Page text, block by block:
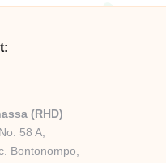
(RHD)
58 A,
Bontonompo,